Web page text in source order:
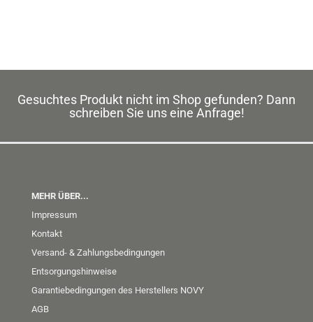
Gesuchtes Produkt nicht im Shop gefunden? Dann
schreiben Sie uns eine Anfrage!
MEHR ÜBER...
Impressum
Kontakt
Versand- & Zahlungsbedingungen
Entsorgungshinweise
Garantiebedingungen des Herstellers NOVY
AGB